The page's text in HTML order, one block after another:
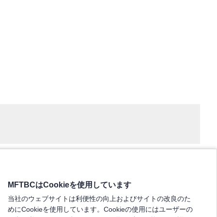
MFTBCはCookieを使用しています
当社のウェブサイトは利便性の向上およびサイトの改良のた
めにCookieを使用しています。Cookieの使用にはユーザーの